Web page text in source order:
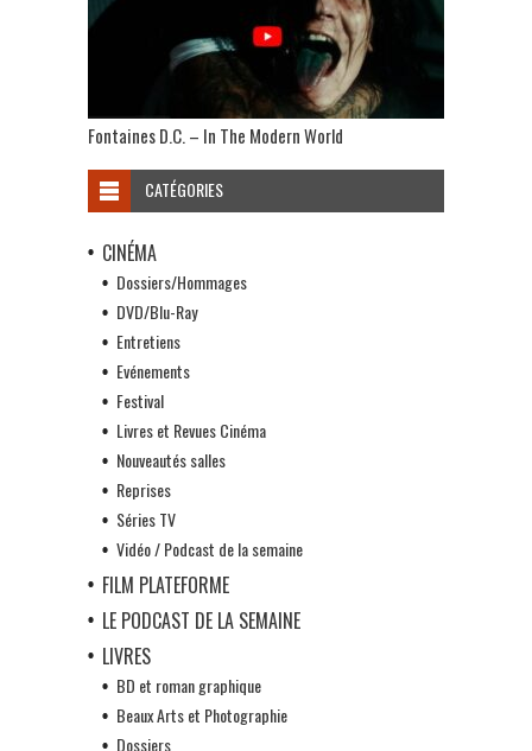
Fontaines D.C. – In The Modern World
CATÉGORIES
CINÉMA
Dossiers/Hommages
DVD/Blu-Ray
Entretiens
Evénements
Festival
Livres et Revues Cinéma
Nouveautés salles
Reprises
Séries TV
Vidéo / Podcast de la semaine
FILM PLATEFORME
LE PODCAST DE LA SEMAINE
LIVRES
BD et roman graphique
Beaux Arts et Photographie
Dossiers